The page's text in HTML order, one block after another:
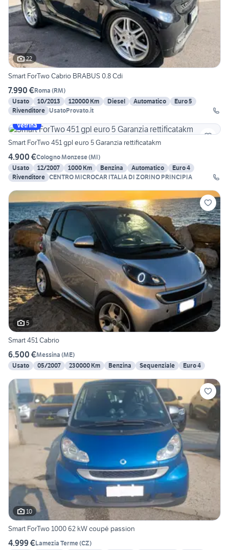
22
Smart ForTwo Cabrio BRABUS 0.8 Cdi
7.990 €Roma (RM)
Usato
10/2013 120000 Km Diesel Automatico
Euro 5
Rivenditore UsatoProvato.it
Vetrina
Smart ForTwo 451 gpl euro 5 Garanzia rettificatakm
4.900 €Cologno Monzese(MI)
Usato
12/2007 1000 Km Benzina Automatico
Euro 4
Rivenditore CENTRO MICROCAR ITALIA DI ZORINO PRINCIPIA
5
Smart 451 Cabrio
6.500 €Messina (ME)
Usato
05/2007 230000 Km Benzina Sequenziale Euro 4
10
Smart ForTwo 1000 62 kW coupé passion
4.999 €Lamezia Terme(CZ)